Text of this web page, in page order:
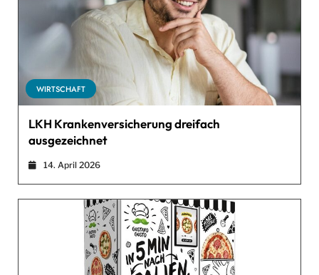
WIRTSCHAFT
LKH Krankenversicherung dreifach
ausgezeichnet
14. April 2026